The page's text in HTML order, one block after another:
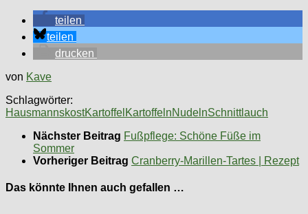
teilen
teilen
drucken
von Kave
Schlagwörter:
HausmannskostKartoffel KartoffelnNudelnSchnittlauch
Nächster Beitrag Fußpflege: Schöne Füße im
Sommer
Vorheriger Beitrag Cranberry-Marillen-Tartes | Rezept
Das könnte Ihnen auch gefallen …